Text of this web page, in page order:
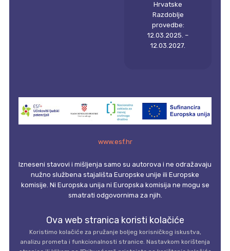
Hrvatske
Razdoblje
provedbe:
12.03.2025. –
12.03.2027.
www.esf.hr
Izneseni stavovi i mišljenja samo su autorova i ne odražavaju
nužno službena stajališta Europske unije ili Europske
komisije. Ni Europska unija ni Europska komisija ne mogu se
smatrati odgovornima za njih.
Ova web stranica koristi kolačiće
Koristimo kolačiće za pružanje boljeg korisničkog iskustva,
analizu prometa i funkcionalnosti stranice. Nastavkom korištenja